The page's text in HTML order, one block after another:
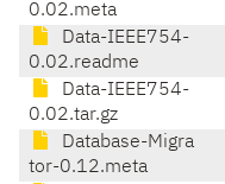
0.02.meta
Data-IEEE754-
0.02.readme
Data-IEEE754-
0.02.tar.gz
Database-Migra
tor-0.12.meta